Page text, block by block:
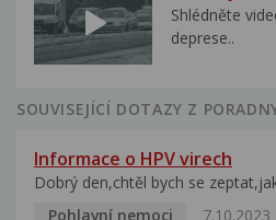
Shlédněte
deprese..
SOUVISEJÍCÍ DOTAZY Z
Informace o HPV virech
Dobrý den,chtěl bych se
Pohlavní nemoci
7.10.2023